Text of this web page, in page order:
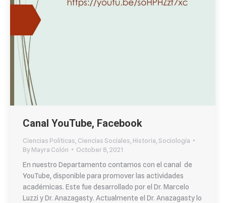
Canal YouTube, Facebook
Ciencias Políticas, Ciencias Sociales, Historia,Sociología
ByMayra Colón
October 8, 2021
En nuestro Departamento contamos con el canal de
YouTube, disponible para promover las actividades
académicas. Este fue desarrollado por el Dr. Marcelo
Luzzi y Dr. Anazagasty. Actualmente el Dr. Anazagasty lo